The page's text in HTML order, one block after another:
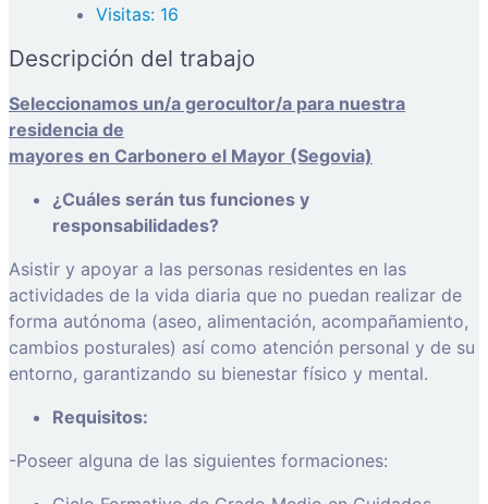
Visitas: 16
Descripción del trabajo
Seleccionamos un/a gerocultor/a para nuestra
residencia de
mayores en Carbonero el Mayor (Segovia)
¿Cuáles serán tus funciones y
responsabilidades?
Asistir y apoyar a las personas residentes en las
actividades de la vida diaria que no puedan realizar de
forma autónoma (aseo, alimentación, acompañamiento,
cambios posturales) así como atención personal y de su
entorno, garantizando su bienestar físico y mental.
Requisitos:
-Poseer alguna de las siguientes formaciones: